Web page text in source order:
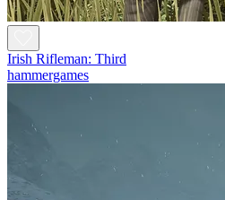
Irish Rifleman: Third
hammergames